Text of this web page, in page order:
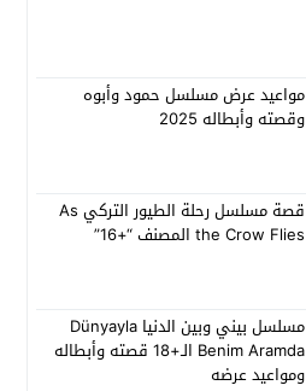
مواعيد عرض مسلسل حمود وأبوه
وقصته وأبطاله 2025
قصة مسلسل رحلة الطيور التركي As
the Crow Flies المصنف “+16”
مسلسل بيني وبين الدنيا Dünyayla
Benim Aramda الـ+18 قصته وأبطاله
ومواعيد عرضه